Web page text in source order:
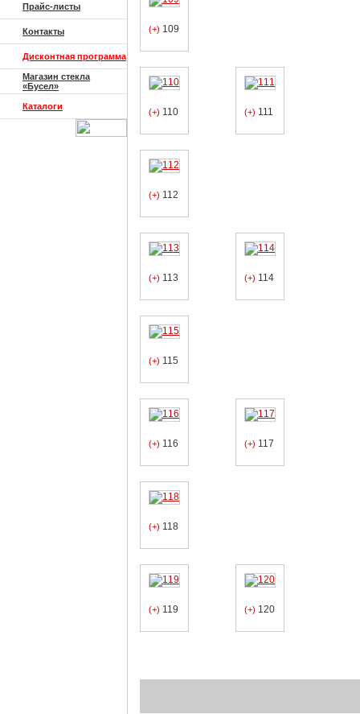
Прайс-листы
Контакты
Дисконтная программа
Магазин стекла
«Бусел»
Каталоги
(+) 109
(+) 110 (+) 111
(+) 112
(+) 113 (+) 114
(+) 115
(+) 116 (+) 117
(+) 118
(+) 119 (+) 120